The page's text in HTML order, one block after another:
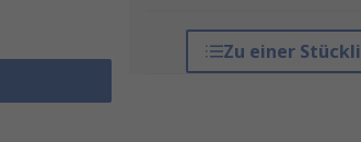
Zu einer